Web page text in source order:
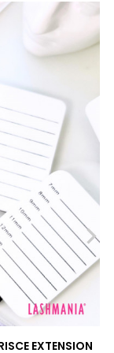
EXTENSION
›